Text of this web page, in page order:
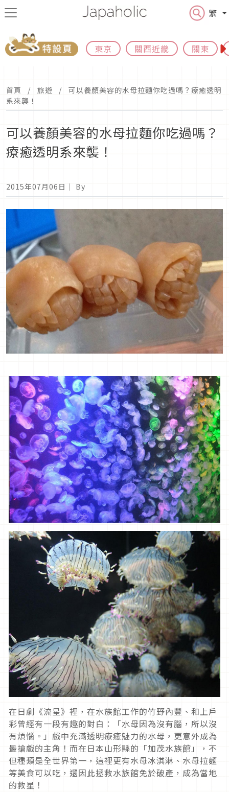
繁
東京 關西近畿 關東
首頁 旅遊
可以養顏美容的水母拉麵你吃過嗎？療癒透明
系來襲！
可以養顏美容的水母拉麵你吃過嗎？
療癒透明系來襲！
2015年07月06日 ｜ By
在日劇《流星》裡，在水族館工作的竹野內豐、和上戶
彩曾經有一段有趣的對白：「水母因為沒有腦，所以沒
有煩惱。」戲中充滿透明療癒魅力的水母，更意外成為
最搶戲的主角！而在日本山形縣的「加茂水族館」，不
但種類是全世界第一，這裡更有水母冰淇淋、水母拉麵
等美食可以吃，還因此拯救水族館免於破產，成為當地
的救星！